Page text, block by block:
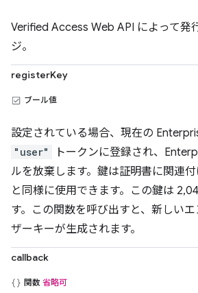
Verified Access Web API によって発
ジ。
registerKey
ブール値
設定されている場合、現在の
"user"
トークンに登録され、
ルを放棄します。鍵は証明書に関連
と同様に使用できます。この鍵は
す。この関数を呼び出すと、新しい
ザーキーが生成されます。
callback
関数 省略可